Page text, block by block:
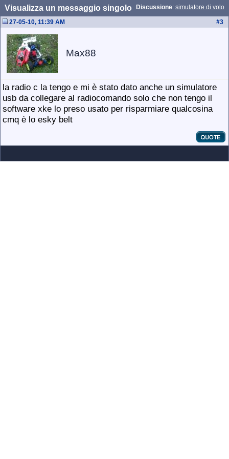
Discussione: simulatore di volo
Visualizza un messaggio singolo
#3
27-05-10, 11:39 AM
Max88
la radio c la tengo e mi è stato dato anche un simulatore
usb da collegare al radiocomando solo che non tengo il
software xke lo preso usato per risparmiare qualcosina
cmq è lo esky belt